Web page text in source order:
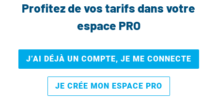
Profitez de vos tarifs dans votre
espace PRO
J’AI DÉJÀ UN COMPTE, JE ME CONNECTE
JE CRÉE MON ESPACE PRO